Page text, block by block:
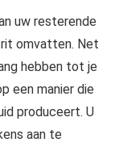
uw resterende
rit omvatten. Net
hebben tot je
een manier die
produceert. U
aan te